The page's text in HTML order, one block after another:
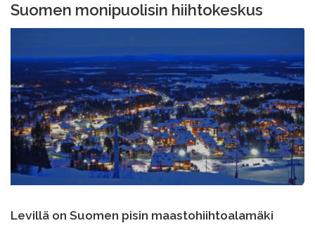
Suomen monipuolisin hiihtokeskus
Levillä on Suomen pisin maastohiihtoalamäki